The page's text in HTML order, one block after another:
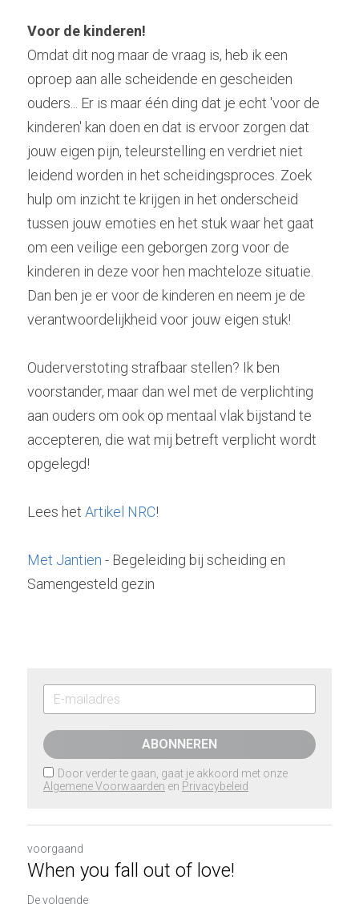
Voor de kinderen!
Omdat dit nog maar de vraag is, heb ik een
oproep aan alle scheidende en gescheiden
ouders... Er is maar één ding dat je echt 'voor de
kinderen' kan doen en dat is ervoor zorgen dat
jouw eigen pijn, teleurstelling en verdriet niet
leidend worden in het scheidingsproces. Zoek
hulp om inzicht te krijgen in het onderscheid
tussen jouw emoties en het stuk waar het gaat
om een veilige een geborgen zorg voor de
kinderen in deze voor hen machteloze situatie.
Dan ben je er voor de kinderen en neem je de
verantwoordelijkheid voor jouw eigen stuk!
Ouderverstoting strafbaar stellen? Ik ben
voorstander, maar dan wel met de verplichting
aan ouders om ook op mentaal vlak bijstand te
accepteren, die wat mij betreft verplicht wordt
opgelegd!
Lees het Artikel NRC!
Met Jantien - Begeleiding bij scheiding en
Samengesteld gezin
ABONNEREN
Door verder te gaan, gaat je akkoord met onze
Algemene Voorwaarden en Privacybeleid
voorgaand
When you fall out of love!
De volgende